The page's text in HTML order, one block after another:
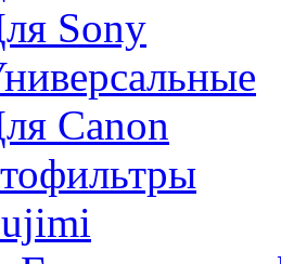
Sony
Canon